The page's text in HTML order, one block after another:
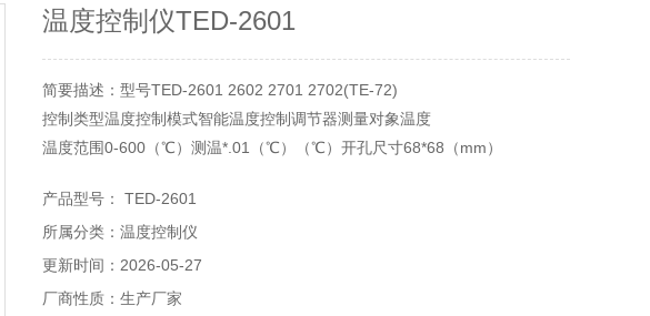
温度控制仪TED-2601
简要描述：型号TED-2601 2602 2701 2702(TE-72)
控制类型温度控制模式智能温度控制调节器测量对象温度
温度范围0-600（℃）测温*.01（℃）（℃）开孔尺寸68*68（mm）
温度控制仪TED-2601
产品型号： TED-2601
所属分类：温度控制仪
更新时间：2026-05-27
厂商性质：生产厂家